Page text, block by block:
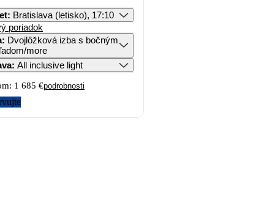
: Bratislava (letisko), 17:10
poriadok
: Dvojlôžková izba s bočným
more
: All inclusive light
1 685 €podrobnosti